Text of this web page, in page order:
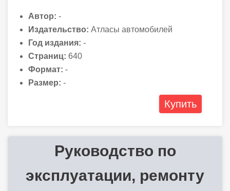
Автор: -
Издательство: Атласы автомобилей
Год издания: -
Страниц: 640
Формат: -
Размер: -
Купить
Руководство по
эксплуатации, ремонту